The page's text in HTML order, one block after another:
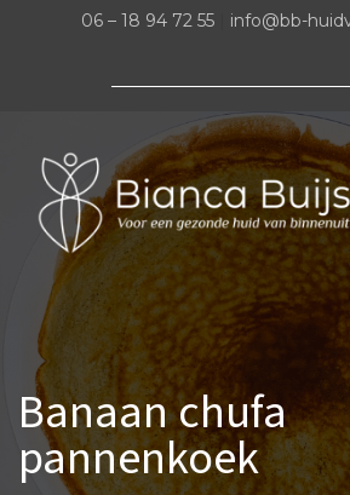
06 – 18 94 72 55 info@bb-
Banaan chufa
pannenkoek